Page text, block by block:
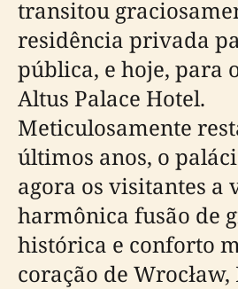
transitou
residência privada
pública, e hoje, para
Altus Palace Hotel.
Meticulosamente
últimos anos, o
agora os visitantes a
harmônica fusão de
histórica e conforto
coração de